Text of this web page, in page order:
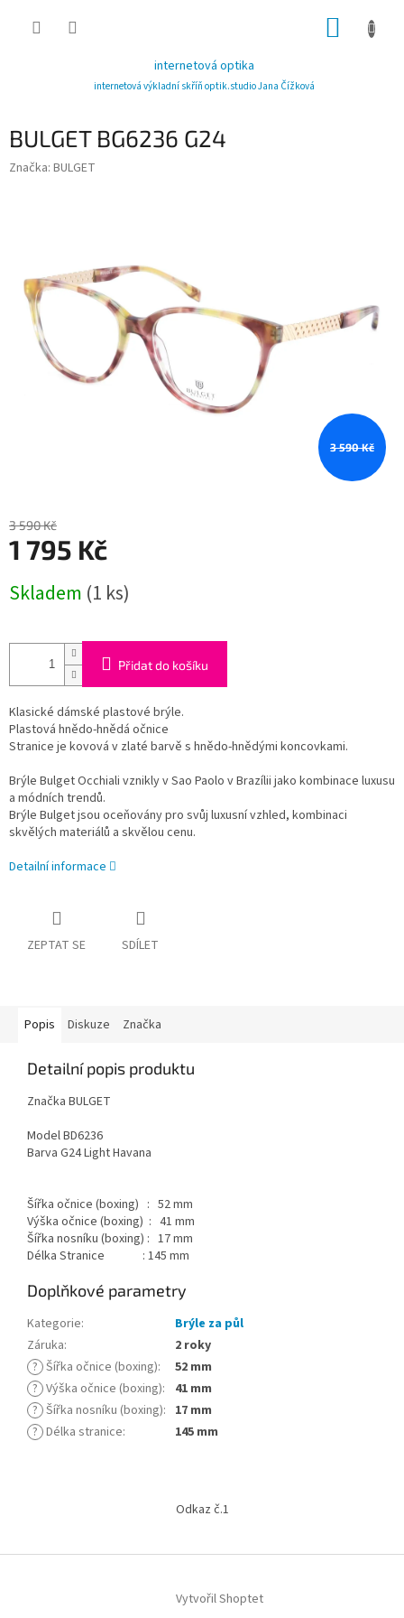
internetová optika
internetová výkladní skříň optik.studio Jana Čížková
BULGET BG6236 G24
Značka: BULGET
3 590 Kč
3 590 Kč
1 795 Kč
cena:
Skladem (1 ks)
Přidat do košíku
Klasické dámské plastové brýle.
Plastová hnědo-hnědá očnice
Stranice je kovová v zlaté barvě s hnědo-hnědými koncovkami.
Brýle Bulget Occhiali vznikly v Sao Paolo v Brazílii jako kombinace luxusu
a módních trendů.
Brýle Bulget jsou oceňovány pro svůj luxusní vzhled, kombinaci
skvělých materiálů a skvělou cenu.
Detailní informace
ZEPTAT SE SDÍLET
Popis Diskuze Značka
Detailní popis produktu
Značka BULGET
Model BD6236
Barva G24 Light Havana
Šířka očnice (boxing) : 52 mm
Výška očnice (boxing) : 41 mm
Šířka nosníku (boxing) : 17 mm
Délka Stranice : 145 mm
Doplňkové parametry
Kategorie:
Brýle za půl
Záruka:
2 roky
? Šířka očnice (boxing):
52 mm
? Výška očnice (boxing):
41 mm
? Šířka nosníku (boxing): 17 mm
? Délka stranice: 145 mm
Odkaz č.1
Vytvořil Shoptet